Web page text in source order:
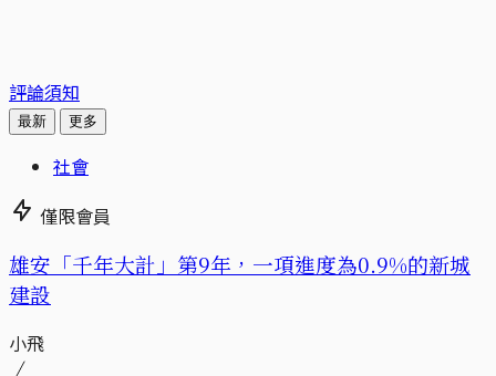
評論須知
最新 更多
社會
僅限會員
​​雄安「千年大計」第9年，一項進度為0.9%的新城
建設
小飛